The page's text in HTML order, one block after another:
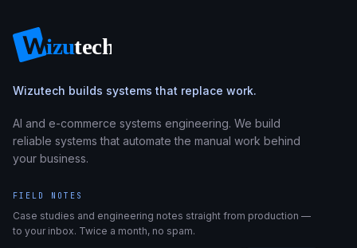
Wizutech builds systems that replace work.
AI and e-commerce systems engineering. We build
reliable systems that automate the manual work behind
your business.
FIELD NOTES
Case studies and engineering notes straight from production —
to your inbox. Twice a month, no spam.